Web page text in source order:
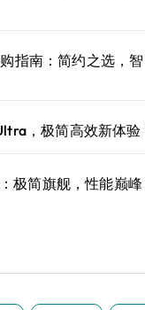
指南：简约之选，智
，极简高效新体验
极简旗舰，性能巅峰